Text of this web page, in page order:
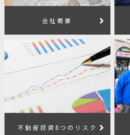
会社概要
不動産投資8つのリスク